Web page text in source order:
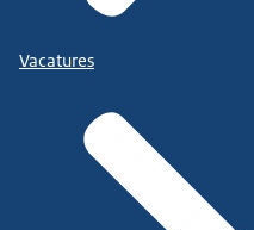
Vacatures